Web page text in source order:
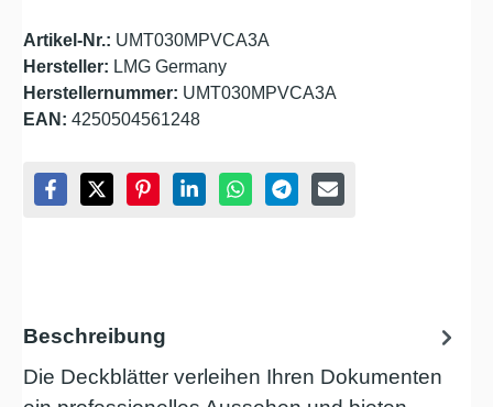
Artikel-Nr.: UMT030MPVCA3A
Hersteller: LMG Germany
Herstellernummer: UMT030MPVCA3A
EAN: 4250504561248
Beschreibung
Die Deckblätter verleihen Ihren Dokumenten